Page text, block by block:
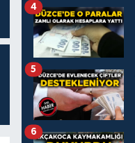
4
5
6